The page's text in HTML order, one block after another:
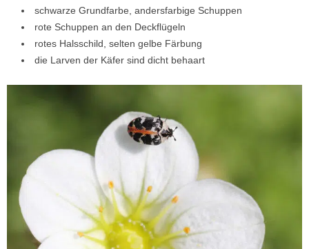
schwarze Grundfarbe, andersfarbige Schuppen
rote Schuppen an den Deckflügeln
rotes Halsschild, selten gelbe Färbung
die Larven der Käfer sind dicht behaart